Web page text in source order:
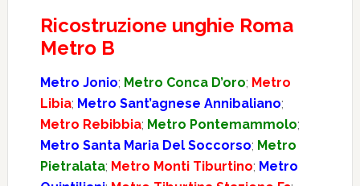
Ricostruzione unghie Roma
Metro B
Metro Jonio; Metro Conca D’oro; Metro
Libia; Metro Sant’agnese Annibaliano;
Metro Rebibbia; Metro Pontemammolo;
Metro Santa Maria Del Soccorso; Metro
Pietralata; Metro Monti Tiburtino; Metro